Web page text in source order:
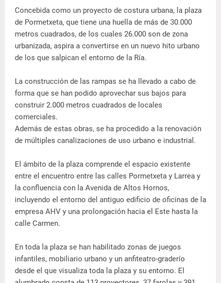
Concebida como un proyecto de costura urbana, la plaza
de Pormetxeta, que tiene una huella de más de 30.000
metros cuadrados, de los cuales 26.000 son de zona
urbanizada, aspira a convertirse en un nuevo hito urbano
de los que salpican el entorno de la Ría.
La construcción de las rampas se ha llevado a cabo de
forma que se han podido aprovechar sus bajos para
construir 2.000 metros cuadrados de locales
comerciales.
Además de estas obras, se ha procedido a la renovación
de múltiples canalizaciones de uso urbano e industrial.
El ámbito de la plaza comprende el espacio existente
entre el encuentro entre las calles Pormetxeta y Larrea y
la confluencia con la Avenida de Altos Hornos,
incluyendo el entorno del antiguo edificio de oficinas de la
empresa AHV y una prolongación hacia el Este hasta la
calle Carmen.
En toda la plaza se han habilitado zonas de juegos
infantiles, mobiliario urbano y un anfiteatro-graderío
desde el que visualiza toda la plaza y su entorno. El